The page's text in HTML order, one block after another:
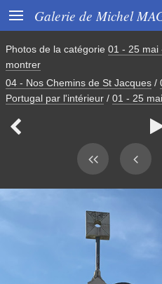
 Galerie de Michel
Photos de la catégorie 01 - 25 mai
montrer
04 - Nos Chemins de St Jacques /
Portugal par l'intérieur / 01 - 25
